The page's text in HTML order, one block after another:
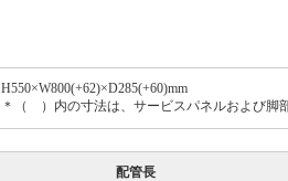
H550×W800(+62)×D285(+60)mm
＊（ ）内の寸法は、サービスパネルおよび脚
配管長